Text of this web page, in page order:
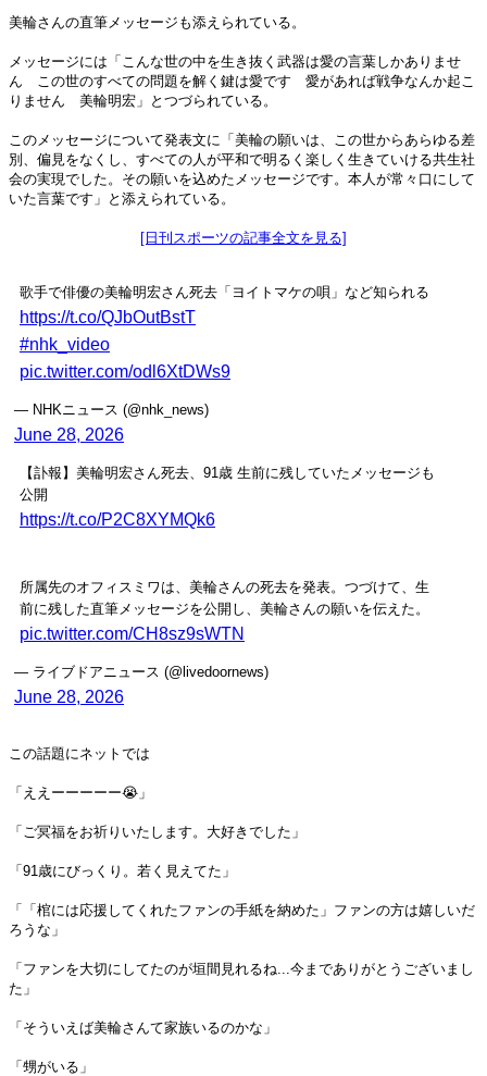
美輪さんの直筆メッセージも添えられている。
メッセージには「こんな世の中を生き抜く武器は愛の言葉しかありませ
ん この世のすべての問題を解く鍵は愛です 愛があれば戦争なんか起こ
りません 美輪明宏」とつづられている。
このメッセージについて発表文に「美輪の願いは、この世からあらゆる差
別、偏見をなくし、すべての人が平和で明るく楽しく生きていける共生社
会の実現でした。その願いを込めたメッセージです。本人が常々口にして
いた言葉です」と添えられている。
[日刊スポーツの記事全文を見る]
歌手で俳優の美輪明宏さん死去「ヨイトマケの唄」など知られる
https://t.co/QJbOutBstT
#nhk_video
pic.twitter.com/odl6XtDWs9
— NHKニュース (@nhk_news)
June 28, 2026
【訃報】美輪明宏さん死去、91歳 生前に残していたメッセージも
公開
https://t.co/P2C8XYMQk6
所属先のオフィスミワは、美輪さんの死去を発表。つづけて、生
前に残した直筆メッセージを公開し、美輪さんの願いを伝えた。
pic.twitter.com/CH8sz9sWTN
— ライブドアニュース (@livedoornews)
June 28, 2026
この話題にネットでは
「ええーーーーー😭」
「ご冥福をお祈りいたします。大好きでした」
「91歳にびっくり。若く見えてた」
「「棺には応援してくれたファンの手紙を納めた」ファンの方は嬉しいだ
ろうな」
「ファンを大切にしてたのが垣間見れるね...今までありがとうございまし
た」
「そういえば美輪さんて家族いるのかな」
「甥がいる」